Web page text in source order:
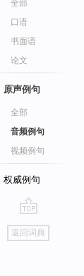
全部
口语
书面语
论文
原声例句
全部
音频例句
视频例句
权威例句
go
top
返回词典